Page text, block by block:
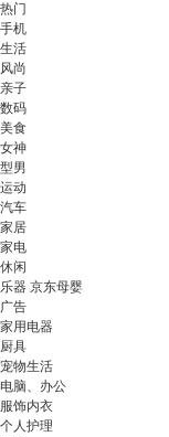
热门
手机
生活
风尚
亲子
数码
美食
女神
型男
运动
汽车
家居
家电
休闲
乐器 京东母婴
广告
家用电器
厨具
宠物生活
电脑、办公
服饰内衣
个人护理